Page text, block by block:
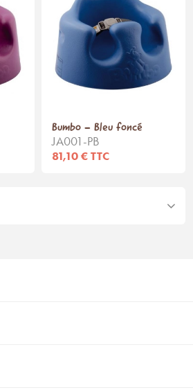
Bumbo - Bleu foncé
JA001-PB
81,10 € TTC